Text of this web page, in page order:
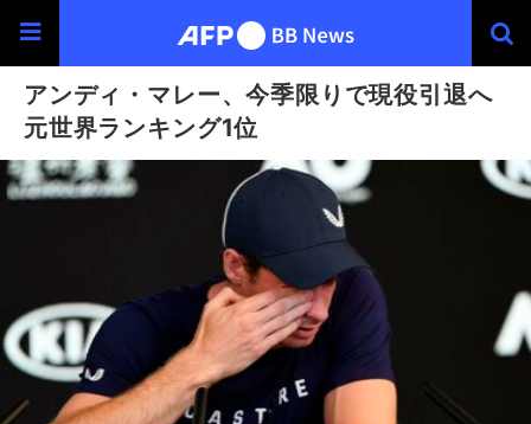
アンディ・マレー、今季限りで現役引退へ
元世界ランキング1位